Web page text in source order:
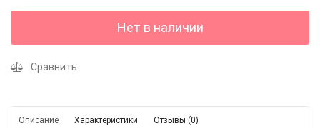
Нет в наличии
Сравнить
Описание Характеристики Отзывы (0)